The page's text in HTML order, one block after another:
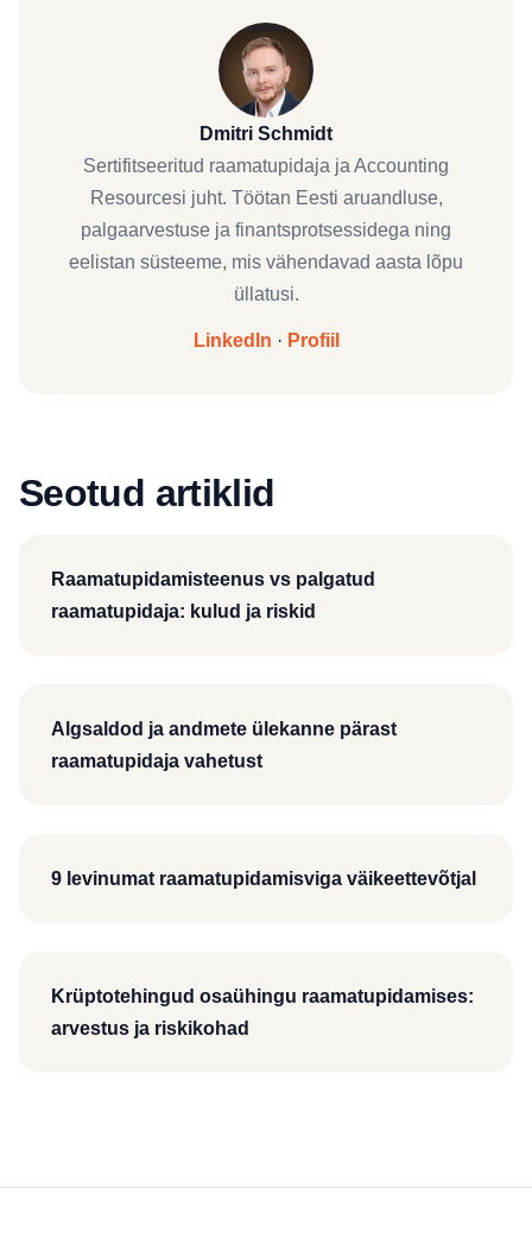
Dmitri Schmidt
Sertifitseeritud raamatupidaja ja Accounting
Resourcesi juht. Töötan Eesti aruandluse,
palgaarvestuse ja finantsprotsessidega ning
eelistan süsteeme, mis vähendavad aasta lõpu
üllatusi.
LinkedIn · Profiil
Seotud artiklid
Raamatupidamisteenus vs palgatud
raamatupidaja: kulud ja riskid
Algsaldod ja andmete ülekanne pärast
raamatupidaja vahetust
9 levinumat raamatupidamisviga väikeettevõtjal
Krüptotehingud osaühingu raamatupidamises:
arvestus ja riskikohad